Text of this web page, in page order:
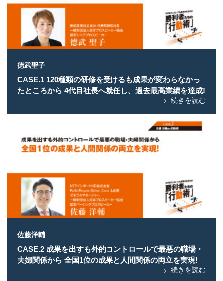
德武聖子
CASE.1 120種類の研修を受けるも成果が変わらなかっ
たところから 4代目社長へ就任し、過去最高業績を達成!
続きを読む
佐藤洋輔
CASE.2 成果を出すも外的コントロールで最悪の職場・
夫婦関係から 全国1位の成果と人間関係の両立を実現!
続きを読む